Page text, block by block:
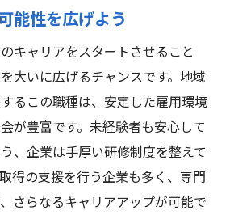
能性を広げよう
キャリアをスタートさせること
大いに広げるチャンスです。地域
るこの職種は、安定した雇用環境
が豊富です。未経験者も安心して
、企業は手厚い研修制度を整えて
得の支援を行う企業も多く、専門
さらなるキャリアアップが可能で